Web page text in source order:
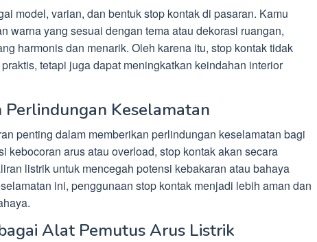
model, varian, dan bentuk stop kontak di pasaran. Kamu
warna yang sesuai dengan tema atau dekorasi ruangan,
harmonis dan menarik. Oleh karena itu, stop kontak tidak
tetapi juga dapat meningkatkan keindahan interior
Perlindungan Keselamatan
penting dalam memberikan perlindungan keselamatan bagi
kebocoran arus atau overload, stop kontak akan secara
listrik untuk mencegah potensi kebakaran atau bahaya
ini, penggunaan stop kontak menjadi lebih aman dan
Alat Pemutus Arus Listrik